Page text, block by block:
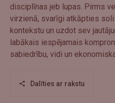
disciplīnas jeb lupas. Pirms
virzienā, svarīgi atkāpties
kontekstu un uzdot sev
labākais iespējamais
sabiedrību, vidi un
Dalīties ar rakstu